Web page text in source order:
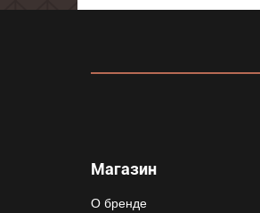
Магазин
О бренде